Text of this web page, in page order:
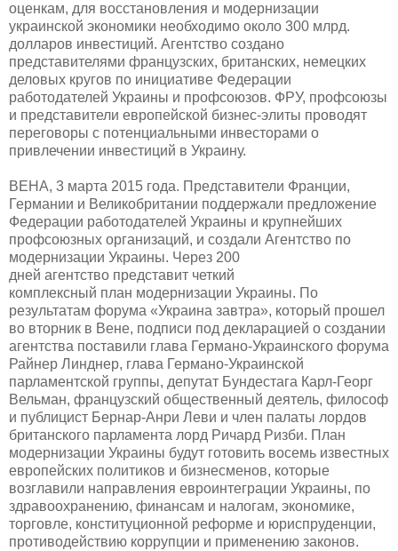
оценкам, для восстановления и модернизации
украинской экономики необходимо около 300 млрд.
долларов инвестиций. Агентство создано
представителями французских, британских, немецких
деловых кругов по инициативе Федерации
работодателей Украины и профсоюзов. ФРУ, профсоюзы
и представители европейской бизнес-элиты проводят
переговоры с потенциальными инвесторами о
привлечении инвестиций в Украину.
ВЕНА, 3 марта 2015 года. Представители Франции,
Германии и Великобритании поддержали предложение
Федерации работодателей Украины и крупнейших
профсоюзных организаций, и создали Агентство по
модернизации Украины. Через 200
дней агентство представит четкий
комплексный план модернизации Украины. По
результатам форума «Украина завтра», который прошел
во вторник в Вене, подписи под декларацией о создании
агентства поставили глава Германо-Украинского форума
Райнер Линднер, глава Германо-Украинской
парламентской группы, депутат Бундестага Карл-Георг
Вельман, французский общественный деятель, философ
и публицист Бернар-Анри Леви и член палаты лордов
британского парламента лорд Ричард Ризби. План
модернизации Украины будут готовить восемь известных
европейских политиков и бизнесменов, которые
возглавили направления евроинтеграции Украины, по
здравоохранению, финансам и налогам, экономике,
торговле, конституционной реформе и юриспруденции,
противодействию коррупции и применению законов.